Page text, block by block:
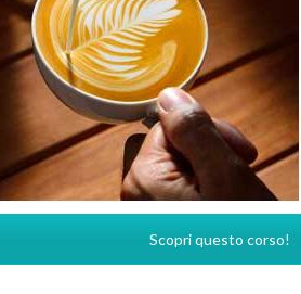
Scopri questo corso!